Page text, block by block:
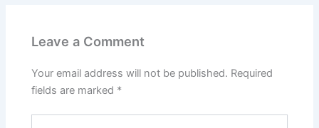
Leave a Comment
Your email address will not be published. Required
fields are marked *